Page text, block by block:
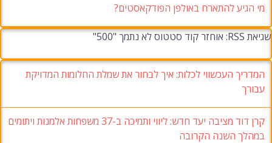
מי הגיע להתארח באולפן הפודקאסטים?
שגיאת RSS: אוחזר קוד סטטוס לא נתמך "500"
המדריך העכשווי לכלות: איך לבחור את שמלת החלומות המדויקת
עבורך
קרן דוד מציבה יעד חדש: ליווי ותמיכה ב-37 משפחות אלמנות ויתומים
במהלך השנה הקרובה